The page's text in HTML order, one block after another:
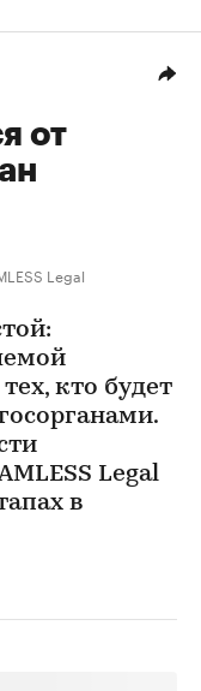
от
Legal
кто будет
Legal
в